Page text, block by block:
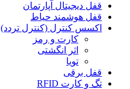
قفل دیجیتال آپارتمان
قفل هوشمند حیاط
اکسس کنترل (کنترل تردد)
کارت و رمز
اثر انگشتی
تویا
قفل برقی
تگ و کارت RFID